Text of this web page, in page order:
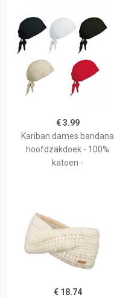
€ 3.99
Kariban dames bandana
hoofdzakdoek - 100%
katoen -
€ 18.74